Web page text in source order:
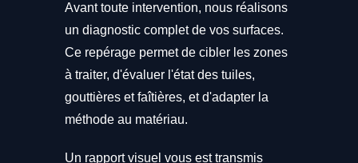
Avant toute intervention, nous réalisons
un diagnostic complet de vos surfaces.
Ce repérage permet de cibler les zones
à traiter, d'évaluer l'état des tuiles,
gouttières et faîtières, et d'adapter la
méthode au matériau.
Un rapport visuel vous est transmis